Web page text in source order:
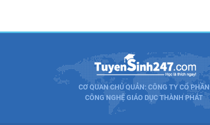
CƠ QUAN CHỦ QUẢN: CÔNG TY CỔ PHẦN
CÔNG NGHỆ GIÁO DỤC THÀNH PHÁT